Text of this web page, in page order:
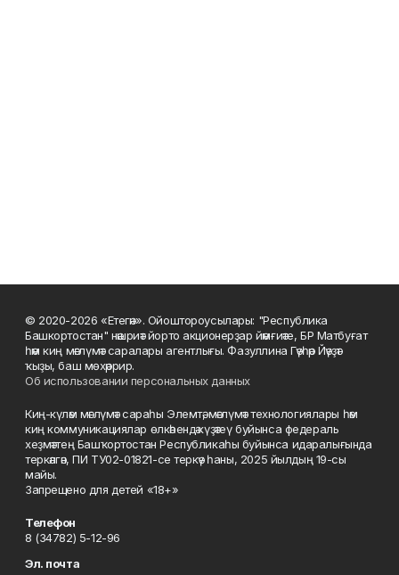
© 2020-2026 «Етегән». Ойоштороусылары: "Республика
Башкортостан" нәшриәт йорто акционерҙар йәмғиәте, БР Матбуғат
һәм киң мәғлүмәт саралары агентлығы. Фазуллина Гәүһәр Йәүҙәт
ҡыҙы, баш мөхәррир.
Об использовании персональных данных
Киң-күләм мәғлүмәт сараһы Элемтә, мәғлүмәт технологиялары һәм
киң коммуникациялар өлкәһендә күҙәтеү буйынса федераль
хеҙмәттең Башҡортостан Республикаһы буйынса идаралығында
теркәлгән, ПИ ТУ02-01821-се теркәү һаны, 2025 йылдың 19-сы
майы.
Запрещено для детей «18+»
Телефон
8 (34782) 5-12-96
Эл. почта